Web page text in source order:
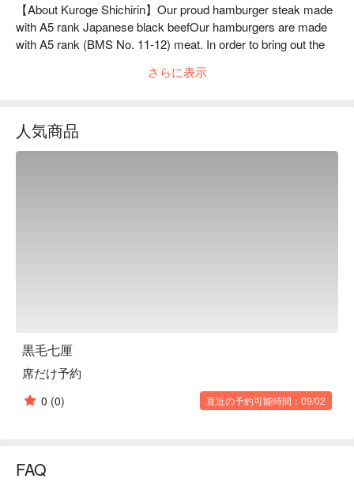
【About Kuroge Shichirin】Our proud hamburger steak made
with A5 rank Japanese black beefOur hamburgers are made
with A5 rank (BMS No. 11-12) meat. In order to bring out the
we basically serve it rare, with a crispy outside and soft inside!
※ This translation includes content generated by AI.
さらに表示
人気商品
黒毛七厘
席だけ予約
0 (0) 直近の予約可能時間：09/02
FAQ